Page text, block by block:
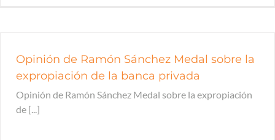
Opinión de Ramón Sánchez Medal sobre la
expropiación de la banca privada
Opinión de Ramón Sánchez Medal sobre la expropiación
de [...]